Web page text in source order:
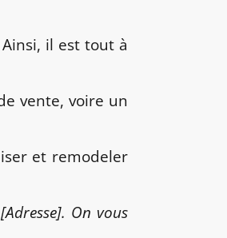
il est tout à
vente, voire un
et remodeler
On vous